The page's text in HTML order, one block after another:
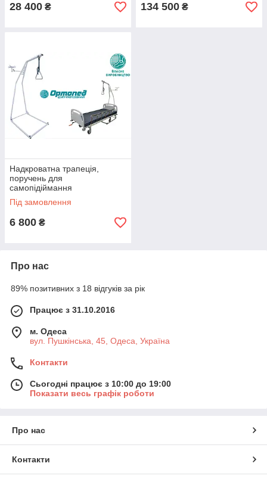
28 400 ₴ 134 500 ₴
Надкроватна трапеція,
поручень для
самопідіймання
стаціонарний СП-01
Під замовлення
6 800 ₴
Про нас
89% позитивних з 18 відгуків за рік
Працює з 31.10.2016
м. Одеса
вул. Пушкінська, 45, Одеса, Україна
Контакти
Сьогодні працює з 10:00 до 19:00
Показати весь графік роботи
Про нас
Контакти